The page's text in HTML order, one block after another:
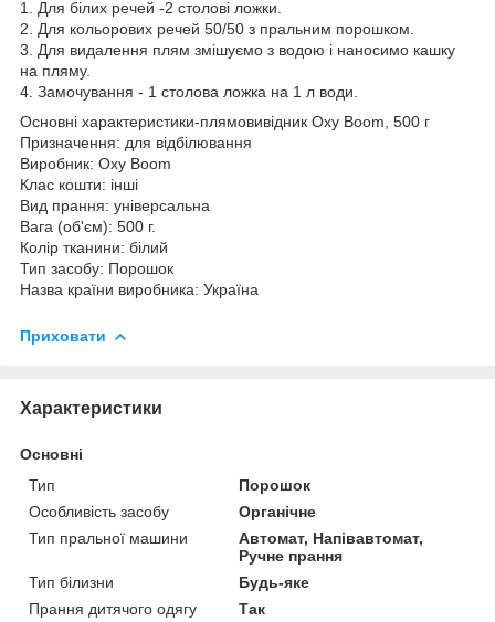
1. Для білих речей -2 столові ложки.
2. Для кольорових речей 50/50 з пральним порошком.
3. Для видалення плям змішуємо з водою і наносимо кашку
на пляму.
4. Замочування - 1 столова ложка на 1 л води.
Основні характеристики-плямовивідник Oxy Boom, 500 г
Призначення: для відбілювання
Виробник: Oxy Boom
Клас кошти: інші
Вид прання: універсальна
Вага (об'єм): 500 г.
Колір тканини: білий
Тип засобу: Порошок
Назва країни виробника: Україна
Приховати
Характеристики
Основні
Тип
Порошок
Особливість засобу
Органічне
Тип пральної машини
Автомат, Напівавтомат,
Ручне прання
Тип білизни
Будь-яке
Прання дитячого одягу
Так